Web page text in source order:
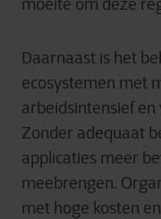
moeite om deze
Daarnaast is het
ecosystemen met
arbeidsintensief en
Zonder adequaat
applicaties meer
meebrengen.
met hoge kosten en